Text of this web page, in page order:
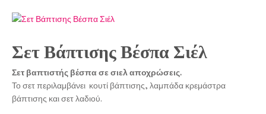
Σετ Βάπτισης Βέσπα Σιέλ
Σετ βαπτιστής βέσπα σε σιελ αποχρώσεις.
Το σετ περιλαμβάνει κουτί βάπτισης, λαμπάδα κρεμάστρα
βάπτισης και σετ λαδιού.